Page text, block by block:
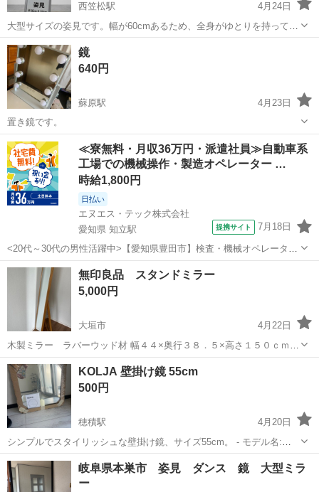
西笠松駅
4月24日
大型サイズの姿見です。幅が60cmあるため、全身がゆとりを持って映
り、毎日のコーディネートチェックやヨガ・ダンスのフォーム確認に
も最適です。 • サイズ： 幅 約60cm × 高さ 約170cm • カラー： シル
バー系 ...
岐阜 羽島郡
鏡
640円
蘇原駅
4月23日
置き鏡です。
岐阜 各務原市 蘇原駅 ミラー/鏡
≪寮無料・月収36万円・派遣社員≫自動車系
工場での機械操作・製造オペレーター …
時給1,800円
日払い
エヌエス・テック株式会社
愛知県 知立駅
提携サイト 7月18日
<20代～30代の男性活躍中>【愛知県豊田市】検査・機械オペレーター
／交替制／月収36.2万円以上可能！／ngy144-99 仕事概要 仕事概要 安
心の研修あり！ ー・ー・ー・ー・ー・ー 毎週火曜/金曜 入社チャン
ス！ ■...
愛知 豊田市 知立駅 その他
無印良品 スタンドミラー
5,000円
大垣市
4月22日
木製ミラー ラバーウッド材 幅４４×奥行３８．５×高さ１５０ｃｍ
現状渡し、傷等あります。ご了承の上ご購入ご検討よろしくお願いし
ます。 中古品にご理解のある方 ノークレームノーリターンにご了承い
ただける方 とりにきてくれる...
岐阜 大垣市 ミラー/鏡 ミラー
KOLJA 壁掛け鏡 55cm
500円
穂積駅
4月20日
シンプルでスタイリッシュな壁掛け鏡、サイズ55cm。 - モデル名:
KOLJA - サイズ: 55 cm ご覧いただきありがとうございます。 ※新
品・未使用ですが、外のビニールが破れてしまってます。 ...
岐阜 瑞穂市 穂積駅 ミラー/鏡 ビニール
岐阜県本巣市 姿見 ダンス 鏡 大型ミラ
ー